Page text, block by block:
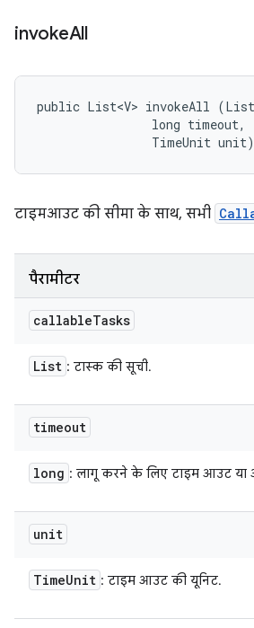
invokeAll
public List<V> invokeAll
                long timeout,
                TimeUnit unit)
टाइमआउट की सीमा के साथ, सभी
पैरामीटर
callableTasks
List : टास्क की सूची.
timeout
long : लागू करने के लिए टाइम आउट या
unit
TimeUnit : टाइम आउट की यूनिट.